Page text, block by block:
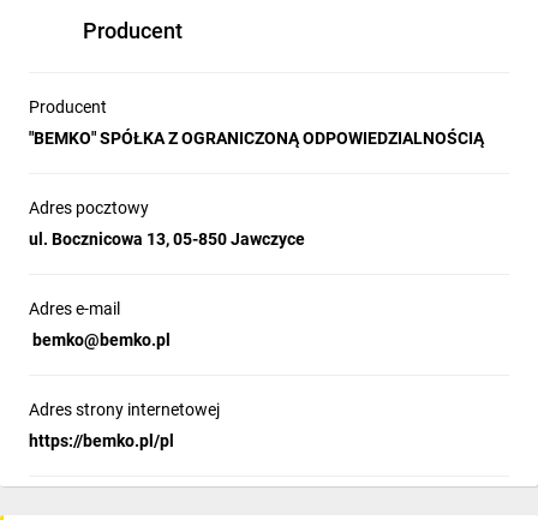
Producent
Producent
"BEMKO" SPÓŁKA Z OGRANICZONĄ ODPOWIEDZIALNOŚCIĄ
Adres pocztowy
ul. Bocznicowa 13, 05-850 Jawczyce
Adres e-mail
bemko@bemko.pl
Adres strony internetowej
https://bemko.pl/pl